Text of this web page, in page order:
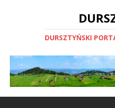
DURSZTYŃSKI